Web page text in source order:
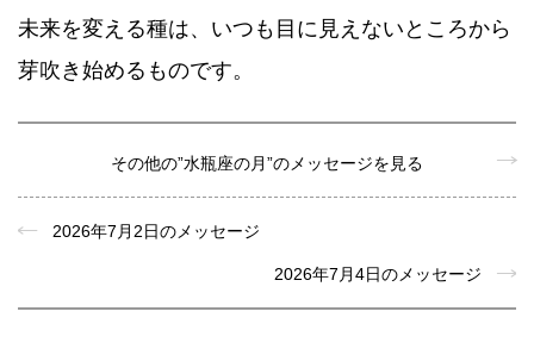
未来を変える種は、いつも目に見えないところから
芽吹き始めるものです。
その他の”水瓶座の月”のメッセージを見る
2026年7月2日のメッセージ
2026年7月4日のメッセージ